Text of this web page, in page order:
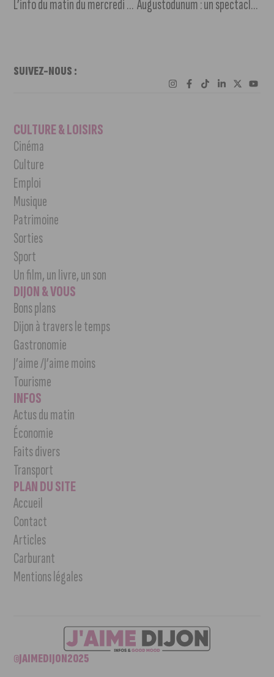
L’info du matin du mercredi 24 juillet 2024 Augustodunum : un spectacle historique à Autun
SUIVEZ-NOUS :
CULTURE & LOISIRS
Cinéma
Culture
Emploi
Musique
Patrimoine
Sorties
Sport
Un film, un livre, un son
DIJON & VOUS
Bons plans
Dijon à travers le temps
Gastronomie
J’aime /J’aime moins
Tourisme
INFOS
Actus du matin
Économie
Faits divers
Transport
PLAN DU SITE
Accueil
Contact
Articles
Carburant
Mentions légales
©JAIMEDIJON2025